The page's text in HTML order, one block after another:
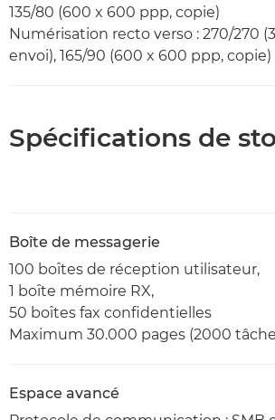
135/80 (600 x 600 ppp, copie)
Numérisation recto verso : 270/270
envoi), 165/90 (600 x 600 ppp, copie)
Spécifications de
Boîte de messagerie
100 boîtes de réception utilisateur,
1 boîte mémoire RX,
50 boîtes fax confidentielles
Maximum 30.000 pages (2000
Espace avancé